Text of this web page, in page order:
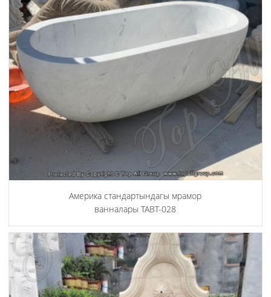
Америка стандартындагы мрамор
ванналары TABT-028